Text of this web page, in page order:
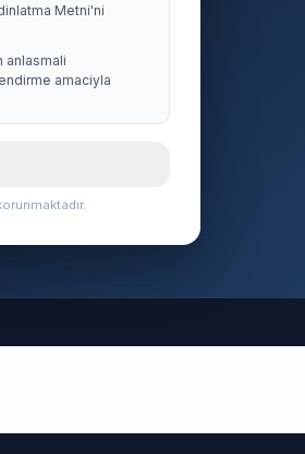
Metni'ni
anlasmali
amaciyla